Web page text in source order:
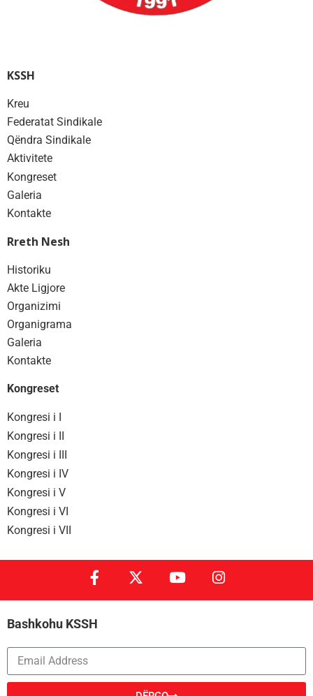
KSSH
Kreu
Federatat Sindikale
Qëndra Sindikale
Aktivitete
Kongreset
Galeria
Kontakte
Rreth Nesh
Historiku
Akte Ligjore
Organizimi
Organigrama
Galeria
Kontakte
Kongreset
Kongresi i I
Kongresi i II
Kongresi i III
Kongresi i IV
Kongresi i V
Kongresi i VI
Kongresi i VII
Bashkohu KSSH